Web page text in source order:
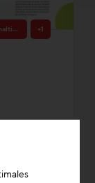
Ökologie und Nachhaltigkeit +1
als